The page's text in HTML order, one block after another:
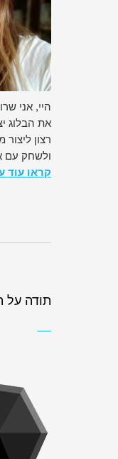
היי, אני
את הבלוג
רצון
ולשחק עם
קראו עוד
תודה על